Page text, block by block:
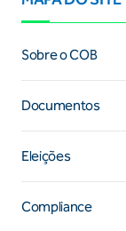
Sobre o COB
Documentos
Eleições
Compliance